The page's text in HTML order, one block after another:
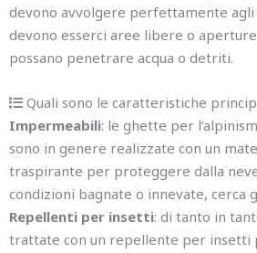
devono avvolgere perfettamente agli
devono esserci aree libere o
possano penetrare acqua o detriti.
Quali sono le caratteristiche
Impermeabili: le ghette per
sono in genere realizzate con un
traspirante per proteggere dalla
condizioni bagnate o innevate, cerca
Repellenti per insetti: di tanto in
trattate con un repellente per insetti